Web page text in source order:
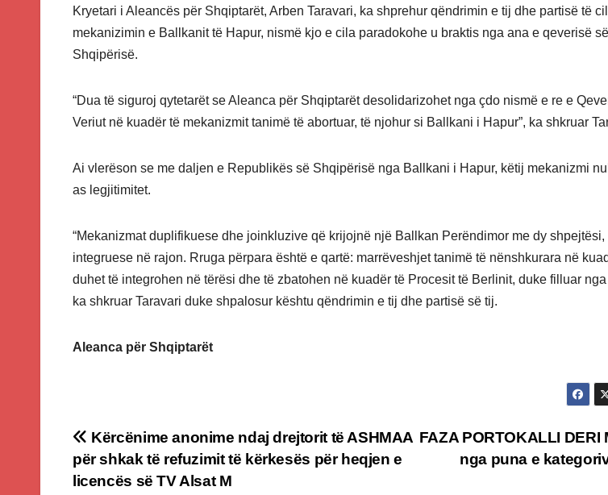
Kryetari i Aleancës për Shqiptarët, Arben Taravari, ka shprehur qëndrimin e tij dhe partisë të
mekanizimin e Ballkanit të Hapur, nismë kjo e cila paradokohe u braktis nga ana e qeverisë
Shqipërisë.
“Dua të siguroj qytetarët se Aleanca për Shqiptarët desolidarizohet nga çdo nismë e re e
Veriut në kuadër të mekanizmit tanimë të abortuar, të njohur si Ballkani i Hapur”, ka shkruar
Ai vlerëson se me daljen e Republikës së Shqipërisë nga Ballkani i Hapur, këtij mekanizmi
as legjitimitet.
“Mekanizmat duplifikuese dhe joinkluzive që krijojnë një Ballkan Perëndimor me dy
integruese në rajon. Rruga përpara është e qartë: marrëveshjet tanimë të nënshkurara në
duhet të integrohen në tërësi dhe të zbatohen në kuadër të Procesit të Berlinit, duke filluar nga
ka shkruar Taravari duke shpalosur kështu qëndrimin e tij dhe partisë së tij.
Aleanca për Shqiptarët
Post
navigation
FAZA PORTOKALLI DERI
nga puna e
Kërcënime anonime ndaj drejtorit të ASHMAA
për shkak të refuzimit të kërkesës për heqjen e
licencës së TV Alsat M